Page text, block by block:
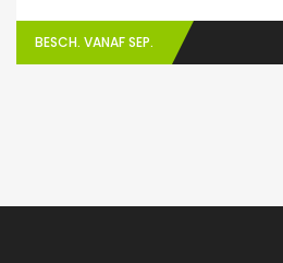
BESCH. VANAF SEP.